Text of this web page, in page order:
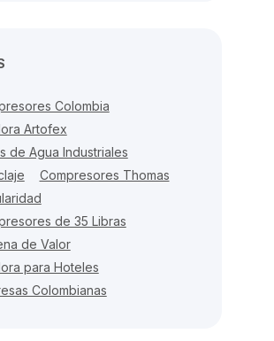
Colombia
Artofex
de Agua Industriales
Compresores Thomas
de 35 Libras
de Valor
para Hoteles
Colombianas